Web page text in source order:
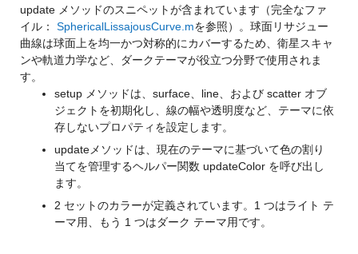
update メソッドのスニペットが含まれています（完全なファ
イル： SphericalLissajousCurve.mを参照）。球面リサジュー
曲線は球面上を均一かつ対称的にカバーするため、衛星スキャ
ンや軌道力学など、ダークテーマが役立つ分野で使用されま
す。
setup メソッドは、surface、line、および scatter オブ
ジェクトを初期化し、線の幅や透明度など、テーマに依
存しないプロパティを設定します。
updateメソッドは、現在のテーマに基づいて色の割り
当てを管理するヘルパー関数 updateColor を呼び出し
ます。
2 セットのカラーが定義されています。1 つはライト テ
ーマ用、もう 1 つはダーク テーマ用です。